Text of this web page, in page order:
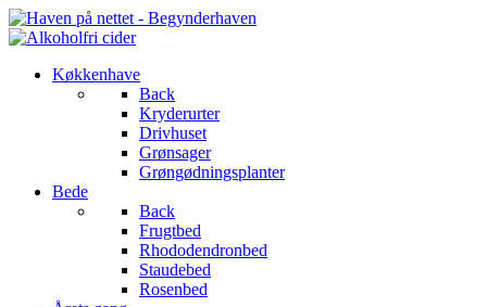
Køkkenhave
Back
Kryderurter
Drivhuset
Grønsager
Grøngødningsplanter
Bede
Back
Frugtbed
Rhododendronbed
Staudebed
Rosenbed